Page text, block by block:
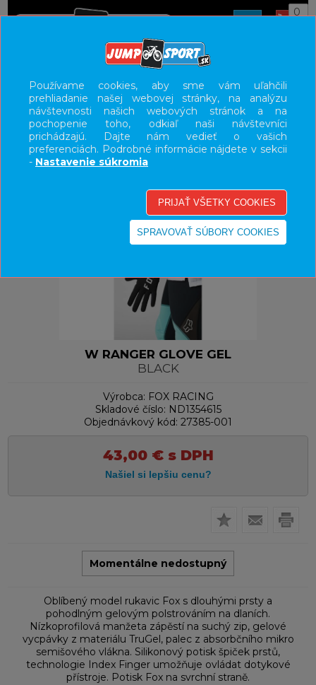
0
UŽÍVATEĽSKÝ PANEL
KATEGÓRIE
HLAVNÉ MENU
W RANGER GLOVE GEL
BLACK
Výrobca: FOX RACING
Skladové číslo: ND1354615
Objednávkový kód: 27385-001
43,00 €s DPH
Momentálne nedostupný
Oblíbený model rukavic Fox s dlouhými prsty a
pohodlným gelovým polstrováním na dlaních.
Nízkoprofilová manžeta zápěstí na suchý zip, gelové
vycpávky z materiálu TruGel, palec z absorbčního mikro
semišového vlákna. Silikonový potisk špiček prstů,
technologie Index Finger umožňuje ovládat dotykové
přístroje. Potisk Fox na svrchní straně.
Používame cookies, aby sme vám uľahčili
prehliadanie našej webovej stránky, na analýzu
návštevnosti našich webových stránok a na
pochopenie toho, odkiaľ naši návštevníci
prichádzajú. Dajte nám vedieť o vašich
preferenciách. Podrobné informácie nájdete v sekcii
- Nastavenie súkromia